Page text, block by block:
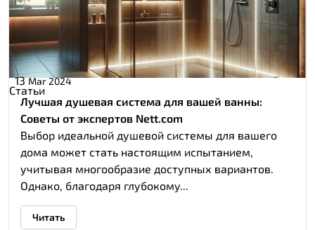
13 Mar 2024
Статьи
Лучшая душевая система для вашей ванны:
Советы от экспертов Nett.com
Выбор идеальной душевой системы для вашего
дома может стать настоящим испытанием,
учитывая многообразие доступных вариантов.
Однако, благодаря глубокому...
Читать